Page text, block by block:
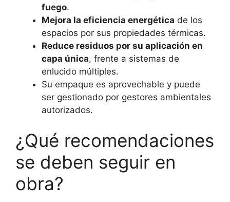
fuego.
Mejora la eficiencia energética de los
espacios por sus propiedades térmicas.
Reduce residuos por su aplicación en
capa única, frente a sistemas de
enlucido múltiples.
Su empaque es aprovechable y puede
ser gestionado por gestores ambientales
autorizados.
¿Qué recomendaciones
se deben seguir en
obra?